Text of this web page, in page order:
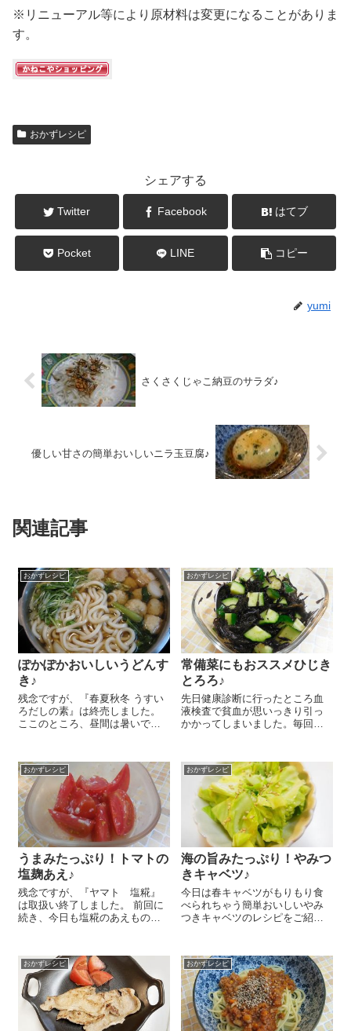
※リニューアル等により原材料は変更になることがありま
す。
おかずレシピ
シェアする
Twitter Facebook はてブ
Pocket LINE コピー
yumi
さくさくじゃこ納豆のサラダ♪
優しい甘さの簡単おいしいニラ玉豆腐♪
関連記事
おかずレシピ
ぽかぽかおいしいうどんす
き♪
残念ですが、『春夏秋冬 うすい
ろだしの素』は終売しました。
ここのところ、昼間は暑いです
日は体があったまる！うどんす
きを晩御飯にしましたー＼(^o^)
／ お好み...
おかずレシピ
常備菜にもおススメひじき
とろろ♪
先日健康診断に行ったところ血
液検査で貧血が思いっきり引っ
かかってしまいました。毎回引
しまいました。女性はどうして
も貧血になりがち。貧血は冷え
性や不眠などあらゆる不調を引
き起こすとか？子...
おかずレシピ
うまみたっぷり！トマトの
塩麹あえ♪
残念ですが、『ヤマト 塩糀』
は取扱い終了しました。 前回に
続き、今日も塩糀のあえものを
ままでもおいしいんですが、塩
糀であることでぎゅっと甘みと
旨みが凝縮されてこれまた...
おかずレシピ
海の旨みたっぷり！やみつ
きキャベツ♪
今日は春キャベツがもりもり食
べられちゃう簡単おいしいやみ
つきキャベツのレシピをご紹介
よ～！ 春キャベツ 4枚は一口大
に切ります。大きめの器に入れ
て、『おいしいだし 海のペプ
チド...
おかずレシピ おかずレシピ